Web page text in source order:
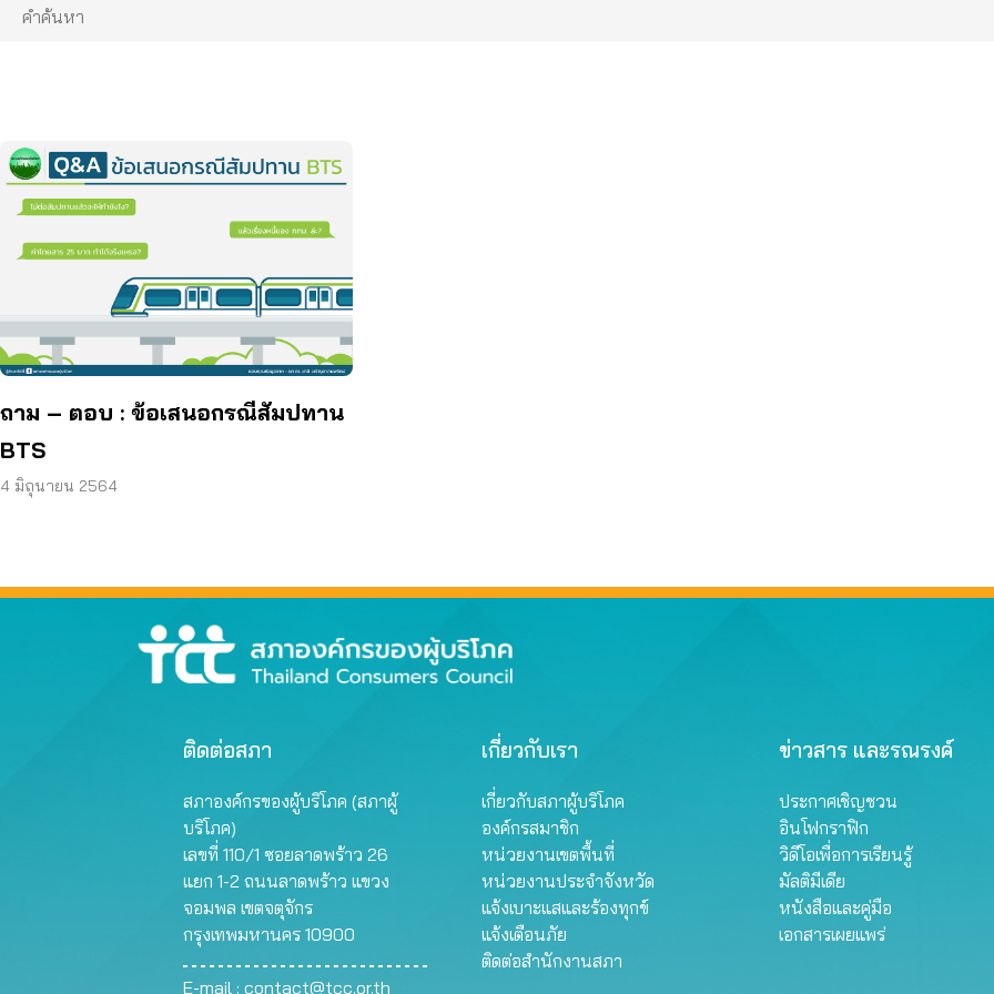
ถาม – ตอบ : ข้อเสนอกรณีสัมปทาน
BTS
4 มิถุนายน 2564
ติดต่อสภา
สภาองค์กรของผู้บริโภค (สภาผู้
บริโภค)
เลขที่ 110/1 ซอยลาดพร้าว 26
แยก 1-2 ถนนลาดพร้าว แขวง
จอมพล เขตจตุจักร
กรุงเทพมหานคร 10900
E-mail : contact@tcc.or.th
เกี่ยวกับเรา
เกี่ยวกับสภาผู้บริโภค
องค์กรสมาชิก
หน่วยงานเขตพื้นที่
หน่วยงานประจำจังหวัด
แจ้งเบาะแสและร้องทุกข์
แจ้งเตือนภัย
ติดต่อสำนักงานสภา
ข่าวสาร และรณรงค์
ประกาศเชิญชวน
อินโฟกราฟิก
วิดีโอเพื่อการเรียนรู้
มัลติมีเดีย
หนังสือและคู่มือ
เอกสารเผยแพร่